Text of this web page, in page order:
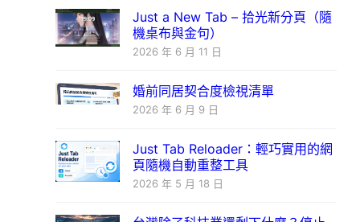
Just a New Tab – 拾光新分頁（隨
機桌布與金句）
2026 年 6 月 11 日
婚前同居契合度檢視清單
2026 年 6 月 9 日
Just Tab Reloader：輕巧實用的網
頁隨機自動重整工具
2026 年 5 月 18 日